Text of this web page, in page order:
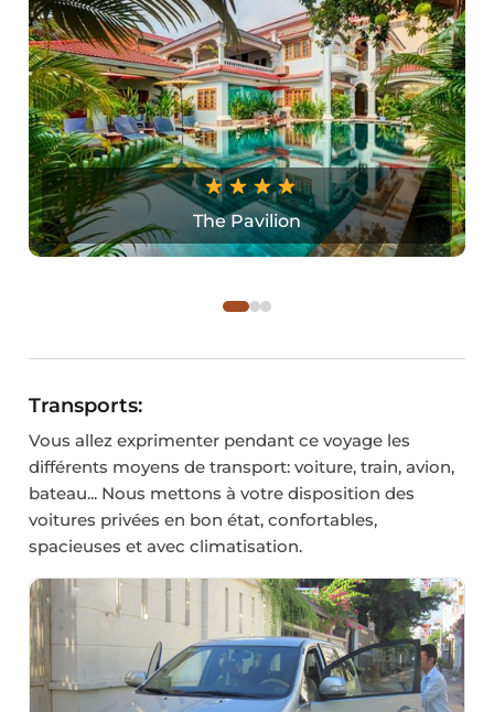
The Pavilion
Transports:
Vous allez exprimenter pendant ce voyage les
différents moyens de transport: voiture, train, avion,
bateau... Nous mettons à votre disposition des
voitures privées en bon état, confortables,
spacieuses et avec climatisation.